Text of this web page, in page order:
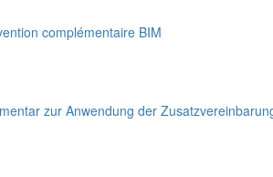
complémentaire BIM
zur Anwendung der